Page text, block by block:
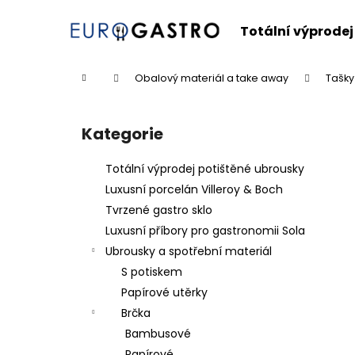
Totální
Domů Obalový materiál a take away
Přeskočit
kategorie
Kategorie
Totální výprodej potištěné ubrousky
Luxusní porcelán Villeroy & Boch
Tvrzené gastro sklo
Luxusní příbory pro gastronomii Sola
Ubrousky a spotřební materiál
S potiskem
Papírové utěrky
Brčka
Bambusové
Zpět
Zpět